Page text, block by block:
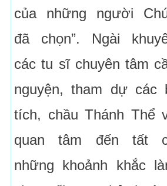
của những người
đã chọn”. Ngài
các tu sĩ chuyên tâm
nguyện, tham dự các
tích, chầu Thánh Thể
quan tâm đến tất
những khoảnh khắc